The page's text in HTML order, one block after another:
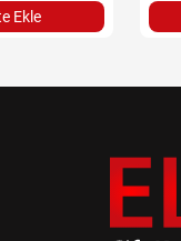
Ekle